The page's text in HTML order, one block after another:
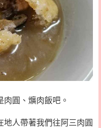
圓、爌肉飯吧。
人帶著我們往阿三肉圓